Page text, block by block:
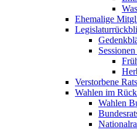
Ehemalige
Verstorbene
Wahlen im
Wahlen